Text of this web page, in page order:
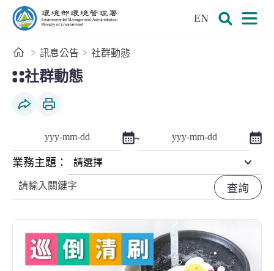
跳到主要內容區塊
EN
首頁訊息公告 社群動態
社群動態
查詢起日期
點擊選擇日期起日
~
查詢迄日期
點擊
業務主題：
關鍵字
捕蚊燈還不夠！每天花 5 分鐘做好這 4 步，蚊子直接
全國第一名的休息室，是對第一線清潔隊員的尊重
一把鏟子，一段全民守護家園的記憶
召集公廁特派員！你的回饋，讓公廁更進步
「地底有秘密：土壤及地下水特展與技術論壇」搶先
你每天呼吸的空氣、喝的水，都有人在默默把關
只有三天！免費親子特展開展倒數
7/24 地底有秘密開展｜破解修復密碼拿限定好禮
地底有秘密現場報名開放｜免費參觀、當天場次可登
防颱整備總動員｜災害廢棄物清理也要提前準備
7/24 地底有秘密開展｜三天活動免費參觀
垃圾變能資源｜致敬 24 小時守護環境的環保神隊友
土水特展免費入場｜3 大必去理由懶人包
登革熱防治—YBSG！
技師專業把關｜守護環境第一道防線